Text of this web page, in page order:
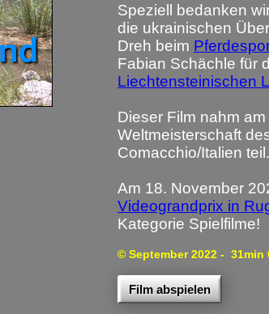
Speziell bedanken
die ukrainischen
Dreh beim
Fabian Schächle für
Liechtensteinischen
Dieser Film nahm
Weltmeisterschaft
Comacchio/Italien teil.
Am 18. November
Videograndprix in
Kategorie Spielfilme!
© September 2022 - 31min
Film abspielen